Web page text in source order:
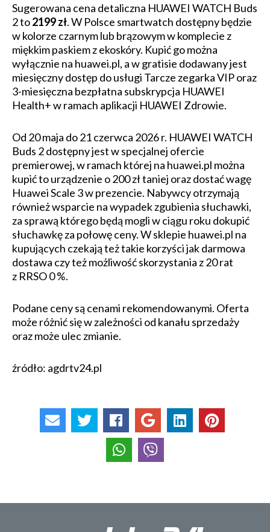
Sugerowana cena detaliczna HUAWEI WATCH Buds
2 to2199 zł. W Polsce smartwatch dostępny będzie
w kolorze czarnym lub brązowym w komplecie z
miękkim paskiem z ekoskóry. Kupić go można
wyłącznie na huawei.pl, a w gratisie dodawany jest
miesięczny dostęp do usługi Tarcze zegarka VIP oraz
3-miesięczna bezpłatna subskrypcja HUAWEI
Health+ w ramach aplikacji HUAWEI Zdrowie.
Od 20 maja do 21 czerwca 2026 r. HUAWEI WATCH
Buds 2 dostępny jest w specjalnej ofercie
premierowej, w ramach której na huawei.pl można
kupić to urządzenie o 200 zł taniej oraz dostać wagę
Huawei Scale 3 w prezencie. Nabywcy otrzymają
również wsparcie na wypadek zgubienia słuchawki,
za sprawą którego będą mogli w ciągu roku dokupić
słuchawkę za połowę ceny. W sklepie huawei.pl na
kupujących czekają też takie korzyści jak darmowa
dostawa czy też możliwość skorzystania z 20 rat
z RRSO 0 %.
Podane ceny są cenami rekomendowanymi. Oferta
może różnić się w zależności od kanału sprzedaży
oraz może ulec zmianie.
źródło: agdrtv24.pl